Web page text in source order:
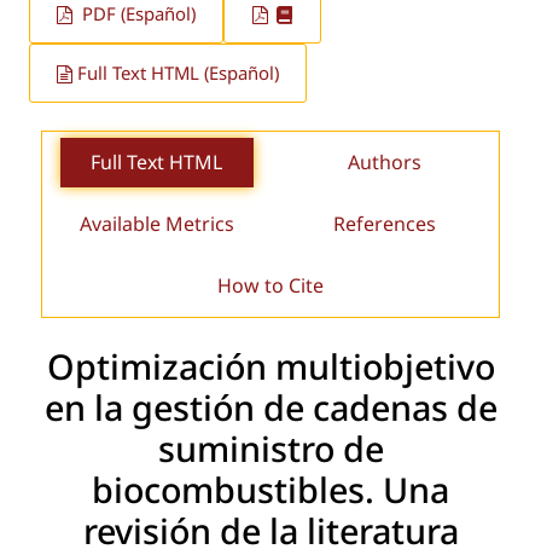
PDF (Español)
Full Text HTML (Español)
Full Text HTML Authors
Available Metrics References
How to Cite
Optimización multiobjetivo
en la gestión de cadenas de
suministro de
biocombustibles. Una
revisión de la literatura